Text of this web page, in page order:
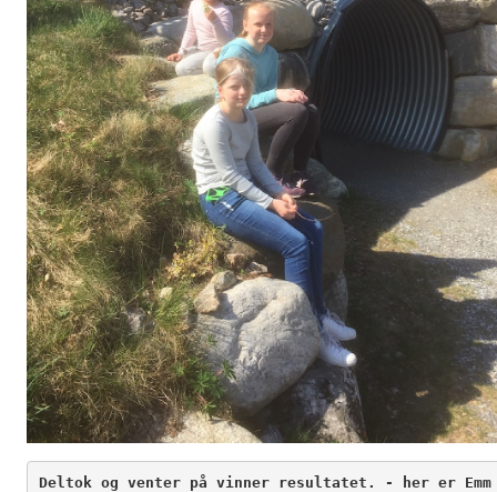
Deltok og venter på vinner resultatet. - her er Emm